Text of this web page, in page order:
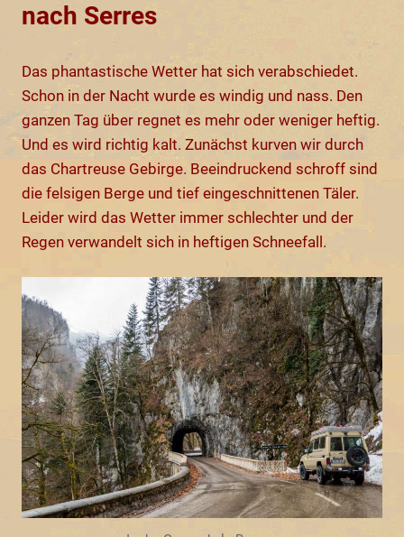
nach Serres
Das phantastische Wetter hat sich verabschiedet.
Schon in der Nacht wurde es windig und nass. Den
ganzen Tag über regnet es mehr oder weniger heftig.
Und es wird richtig kalt. Zunächst kurven wir durch
das Chartreuse Gebirge. Beeindruckend schroff sind
die felsigen Berge und tief eingeschnittenen Täler.
Leider wird das Wetter immer schlechter und der
Regen verwandelt sich in heftigen Schneefall.